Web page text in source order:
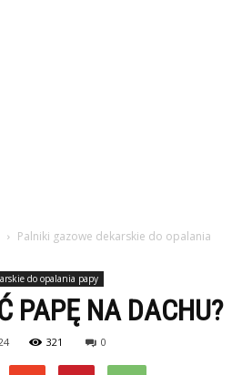
Palniki gazowe dekarskie do opalania
do opalania papy
PAPĘ NA DACHU?
321 0